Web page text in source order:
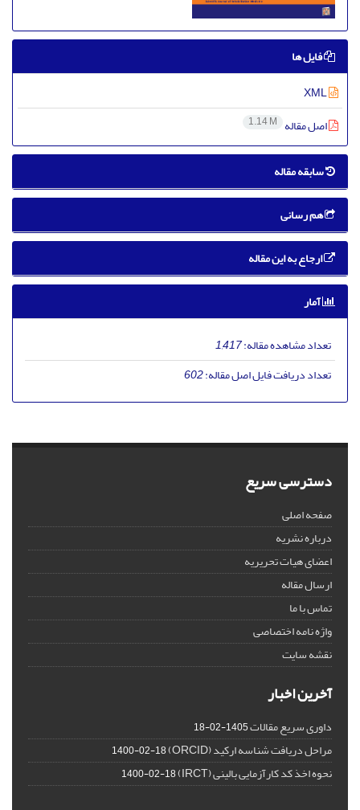
فایل ها
اصل مقاله 1.14 M
سابقه مقاله
هم رسانی
ارجاع به این مقاله
آمار
تعداد مشاهده مقاله:1,417
تعداد دریافت فایل اصل مقاله:602
دسترسی سریع
صفحه اصلی
درباره نشریه
اعضای هیات تحریریه
ارسال مقاله
تماس با ما
واژه نامه اختصاصی
نقشه سایت
آخرین اخبار
داوری سریع مقالات1405-02-18
مراحل دریافت شناسه ارکید (ORCID) 1400-02-18
نحوه اخذ کد کارآزمایی بالینی (IRCT) 1400-02-18